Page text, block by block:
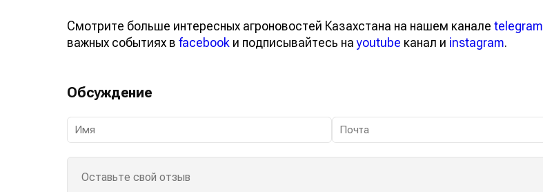
Смотрите больше интересных агроновостей Казахстана на нашем канале telegram
важных событиях в facebook и подписывайтесь наyoutube канал и instagram.
Обсуждение